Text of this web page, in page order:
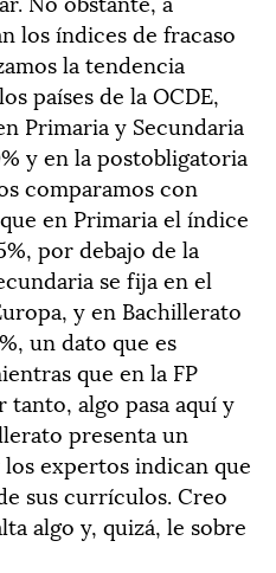
los índices de fracaso
la tendencia
países de la OCDE,
Primaria y Secundaria
y en la postobligatoria
comparamos con
en Primaria el índice
por debajo de la
se fija en el
y en Bachillerato
un dato que es
que en la FP
tanto, algo pasa aquí y
presenta un
expertos indican que
sus currículos. Creo
algo y, quizá, le sobre